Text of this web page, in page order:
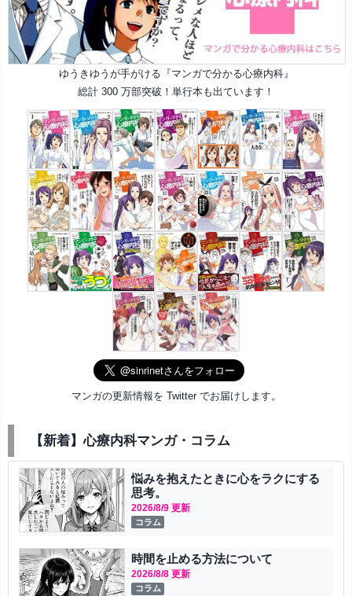
ゆうきゆうが手がける『マンガで分かる心療内科』
総計 300 万部突破！単行本も出ています！
マンガの更新情報を Twitter でお届けします。
【新着】心療内科マンガ・コラム
悩みを抱えたときに心をラクにする
思考。
2026/8/9 更新
コラム
時間を止める方法について
2026/8/8 更新
コラム